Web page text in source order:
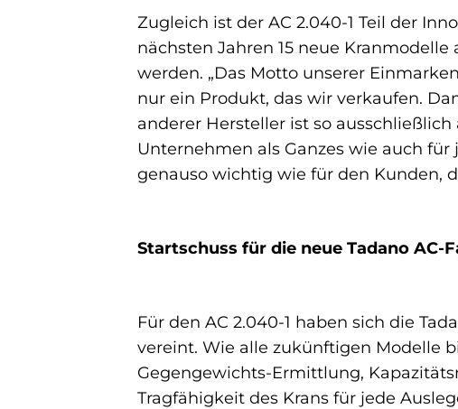
Zugleich ist der AC 2.040-1 Teil der
nächsten Jahren 15 neue
werden. „Das Motto unserer
nur ein Produkt, das wir verkaufen.
anderer Hersteller ist so
Unternehmen als Ganzes wie auch
genauso wichtig wie für den Kunden,
Startschuss für die neue Tadano AC-
Für den AC 2.040-1 haben sich die
vereint. Wie alle zukünftigen Modelle
Gegengewichts-Ermittlung,
Tragfähigkeit des Krans für jede